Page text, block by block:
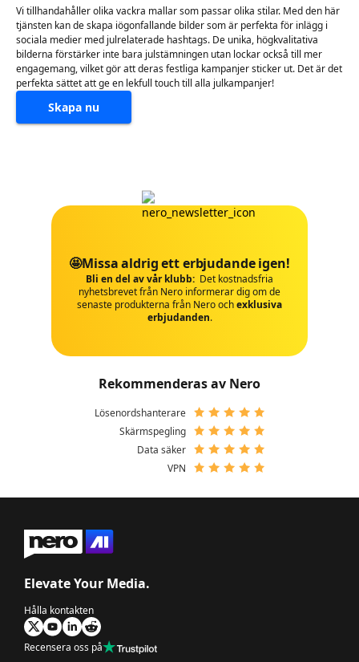
Vi tillhandahåller olika vackra mallar som passar olika stilar. Med den här
tjänsten kan de skapa iögonfallande bilder som är perfekta för inlägg i
sociala medier med julrelaterade hashtags. De unika, högkvalitativa
bilderna förstärker inte bara julstämningen utan lockar också till mer
engagemang, vilket gör att deras festliga kampanjer sticker ut. Det är det
perfekta sättet att ge en lekfull touch till alla julkampanjer!
Skapa nu
🤩Missa aldrig ett erbjudande igen!
Bli en del av vår klubb: Det kostnadsfria
nyhetsbrevet från Nero informerar dig om de
senaste produkterna från Nero ochexklusiva
erbjudanden.
Rekommenderas av Nero
Lösenordshanterare
Skärmspegling
Data säker
VPN
Elevate Your Media.
Hålla kontakten
Recensera oss på